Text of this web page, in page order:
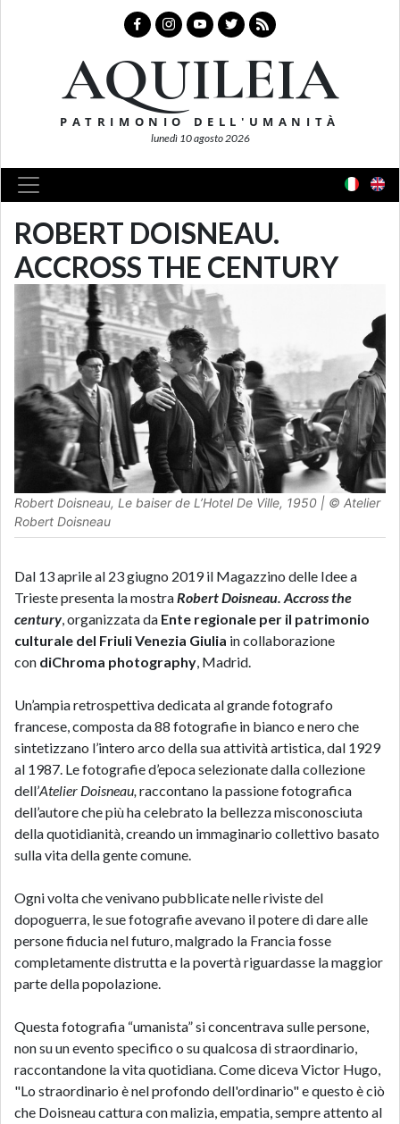
AQUILEIA
PATRIMONIO DELL'UMANITÀ
lunedì 10 agosto 2026
ROBERT DOISNEAU.
ACCROSS THE CENTURY
Robert Doisneau, Le baiser de L’Hotel De Ville, 1950 | © Atelier
Robert Doisneau
Dal 13 aprile al 23 giugno 2019 il Magazzino delle Idee a
Trieste presenta la mostraRobert Doisneau. Accross the
century, organizzata da Ente regionale per il patrimonio
culturale del Friuli Venezia Giulia in collaborazione
con diChroma photography, Madrid.
Un’ampia retrospettiva dedicata al grande fotografo
francese, composta da 88 fotografie in bianco e nero che
sintetizzano l’intero arco della sua attività artistica, dal 1929
al 1987. Le fotografie d’epoca selezionate dalla collezione
dell’Atelier Doisneau,raccontano la passione fotografica
dell’autore che più ha celebrato la bellezza misconosciuta
della quotidianità, creando un immaginario collettivo basato
sulla vita della gente comune.
Ogni volta che venivano pubblicate nelle riviste del
dopoguerra, le sue fotografie avevano il potere di dare alle
persone fiducia nel futuro, malgrado la Francia fosse
completamente distrutta e la povertà riguardasse la maggior
parte della popolazione.
Questa fotografia “umanista” si concentrava sulle persone,
non su un evento specifico o su qualcosa di straordinario,
raccontandone la vita quotidiana. Come diceva Victor Hugo,
"Lo straordinario è nel profondo dell'ordinario" e questo è ciò
che Doisneau cattura con malizia, empatia, sempre attento al